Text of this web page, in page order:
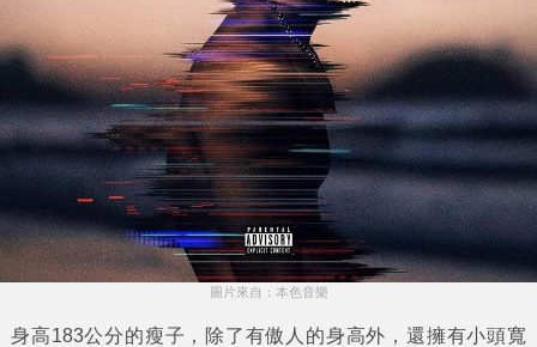
圖片來自：本色音樂
身高183公分的瘦子，除了有傲人的身高外，還擁有小頭寬